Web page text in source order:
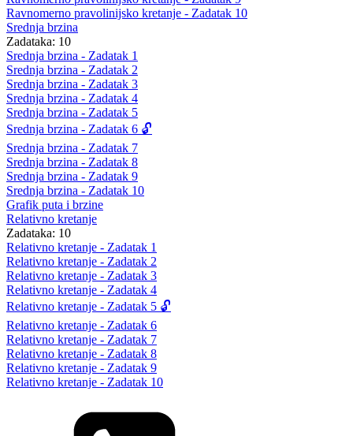
Ravnomerno pravolinijsko kretanje - Zadatak 10
Srednja brzina
Zadataka: 10
Srednja brzina - Zadatak 1
Srednja brzina - Zadatak 2
Srednja brzina - Zadatak 3
Srednja brzina - Zadatak 4
Srednja brzina - Zadatak 5
Srednja brzina - Zadatak 6 🔓
Srednja brzina - Zadatak 7
Srednja brzina - Zadatak 8
Srednja brzina - Zadatak 9
Srednja brzina - Zadatak 10
Grafik puta i brzine
Relativno kretanje
Zadataka: 10
Relativno kretanje - Zadatak 1
Relativno kretanje - Zadatak 2
Relativno kretanje - Zadatak 3
Relativno kretanje - Zadatak 4
Relativno kretanje - Zadatak 5 🔓
Relativno kretanje - Zadatak 6
Relativno kretanje - Zadatak 7
Relativno kretanje - Zadatak 8
Relativno kretanje - Zadatak 9
Relativno kretanje - Zadatak 10